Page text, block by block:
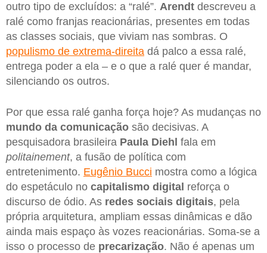
outro tipo de excluídos: a “ralé”. Arendt descreveu a
ralé como franjas reacionárias, presentes em todas
as classes sociais, que viviam nas sombras. O
populismo de extrema-direita dá palco a essa ralé,
entrega poder a ela – e o que a ralé quer é mandar,
silenciando os outros.
Por que essa ralé ganha força hoje? As mudanças no
mundo da comunicação são decisivas. A
pesquisadora brasileira Paula Diehl fala em
politainement, a fusão de política com
entretenimento. Eugênio Bucci mostra como a lógica
do espetáculo no capitalismo digital reforça o
discurso de ódio. As redes sociais digitais, pela
própria arquitetura, ampliam essas dinâmicas e dão
ainda mais espaço às vozes reacionárias. Soma-se a
isso o processo de precarização. Não é apenas um